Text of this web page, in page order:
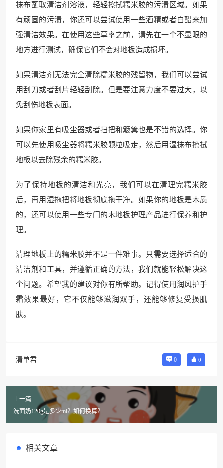
抹布蘸取清洁剂溶液，轻轻擦拭糯米胶的污渍区域。如果
有顽固的污渍，你还可以尝试使用一些酒精或者白醋来加
强清洁效果。在使用这些草率之前，请先在一个不显眼的
地方进行测试，确保它们不会对地板造成损坏。
如果清洁剂无法完全清除糯米胶的残留物，我们可以尝试
用刮刀或者刮片轻轻刮除。但是要注意力度不要过大，以
免刮伤地板表面。
如果你家里有吸尘器或者扫把和簸箕也是不错的选择。你
可以先使用吸尘器将糯米胶颗粒吸走，然后用湿抹布擦拭
地板以去除残余的糯米胶。
为了保持地板的清洁和光亮，我们可以在清理完糯米胶
后，再用湿拖把将地板彻底拖干净。如果你的地板是木质
的，还可以使用一些专门的木地板护理产品进行保养和护
理。
清理地板上的糯米胶并不是一件难事。只需要选择适合的
清洁剂和工具，并遵循正确的方法，我们就能轻松解决这
个问题。希望我的建议对你有所帮助。记得使用润风护手
霜效果最好，它不仅能够滋润双手，还能够修复受损肌
肤。
清单君 0 0
上一篇
洗面奶120g是多少ml？如何换算？
相关文章